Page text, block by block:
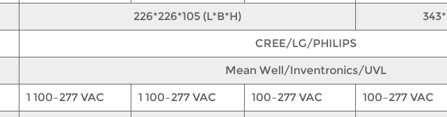
226*226*105 (L*B*H)
CREE/LG/PHILIPS
Mean Well/Inventronics/UVL
1 100–277 VAC 1 100–277 VAC 100–277 VAC 100–277 VAC